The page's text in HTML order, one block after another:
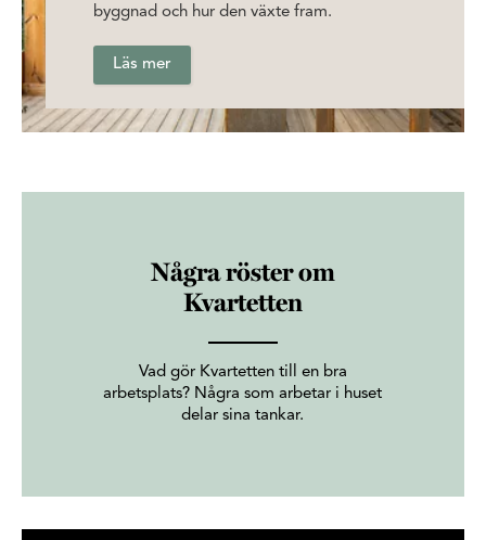
byggnad och hur den växte fram.
Läs mer
Några röster om
Kvartetten
Vad gör Kvartetten till en bra
arbetsplats? Några som arbetar i huset
delar sina tankar.